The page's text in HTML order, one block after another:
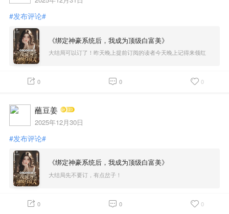
#发布评论#
《绑定神豪系统后，我成为顶级白富美》
大结局可以订了！昨天晚上提前订阅的读者今天晚上记得来领红
0 0 0
蘸豆姜
2025年12月30日
#发布评论#
《绑定神豪系统后，我成为顶级白富美》
大结局先不要订，有点岔子！
0 0 0